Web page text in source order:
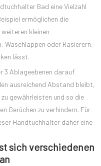
Bad eine Vielzahl
ermöglichen die
kleinen
Waschlappen oder Rasierern,
lässt.
3 Ablageebenen darauf
ausreichend Abstand bleibt,
gewährleisten und so die
Gerüchen zu verhindern. Für
Handtuchhalter daher eine
sich verschiedenen